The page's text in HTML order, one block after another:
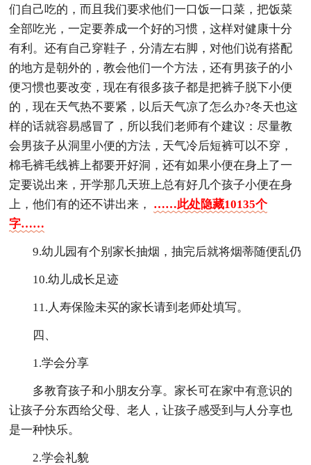
们自己吃的，而且我们要求他们一口饭一口菜，把饭菜
全部吃光，一定要养成一个好的习惯，这样对健康十分
有利。还有自己穿鞋子，分清左右脚，对他们说有搭配
的地方是朝外的，教会他们一个方法，还有男孩子的小
便习惯也要改变，现在有很多孩子都是把裤子脱下小便
的，现在天气热不要紧，以后天气凉了怎么办?冬天也这
样的话就容易感冒了，所以我们老师有个建议：尽量教
会男孩子从洞里小便的方法，天气冷后短裤可以不穿，
棉毛裤毛线裤上都要开好洞，还有如果小便在身上了一
定要说出来，开学那几天班上总有好几个孩子小便在身
上，他们有的还不讲出来， ……此处隐藏10135个
字……
9.幼儿园有个别家长抽烟，抽完后就将烟蒂随便乱仍
10.幼儿成长足迹
11.人寿保险未买的家长请到老师处填写。
四、
1.学会分享
多教育孩子和小朋友分享。家长可在家中有意识的
让孩子分东西给父母、老人，让孩子感受到与人分享也
是一种快乐。
2.学会礼貌